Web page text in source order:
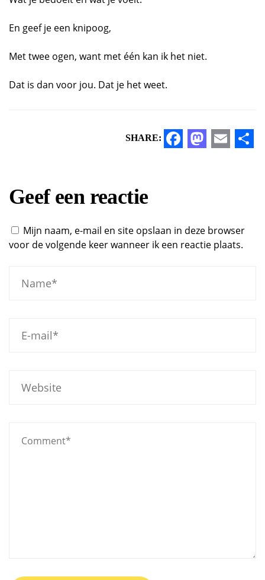
En geef je een knipoog,
Met twee ogen, want met één kan ik het niet.
Dat is dan voor jou. Dat je het weet.
SHARE:
Geef een reactie
Mijn naam, e-mail en site opslaan in deze browser
voor de volgende keer wanneer ik een reactie plaats.